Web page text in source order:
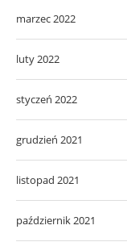
marzec 2022
luty 2022
styczeń 2022
grudzień 2021
listopad 2021
październik 2021